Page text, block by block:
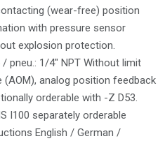
(wear-free) position
with pressure sensor
explosion protection.
pneu.: 1/4" NPT Without limit
analog position feedback
orderable with -Z D53.
I100 separately orderable
English / German /